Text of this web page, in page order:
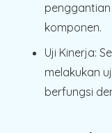
komponen.
Uji Kinerja:
melakukan
berfungsi